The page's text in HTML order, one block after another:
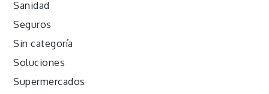
Sanidad
Seguros
Sin categoría
Soluciones
Supermercados